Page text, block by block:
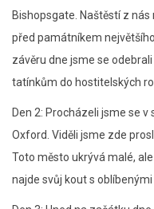
Bishopsgate. Naštěstí z
před památníkem
závěru dne jsme se
tatínkům do hostitelských
Den 2: Procházeli jsme se
Oxford. Viděli jsme zde
Toto město ukrývá malé,
najde svůj kout s oblíbenými